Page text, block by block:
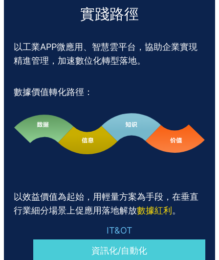
實踐路徑
以工業APP微應用、智慧雲平台，協助企業實現
精進管理，加速數位化轉型落地。
數據價值轉化路徑：
以效益價值為起始，用輕量方案為手段，在垂直
行業細分場景上促應用落地解放數據紅利 。
資訊化/自動化